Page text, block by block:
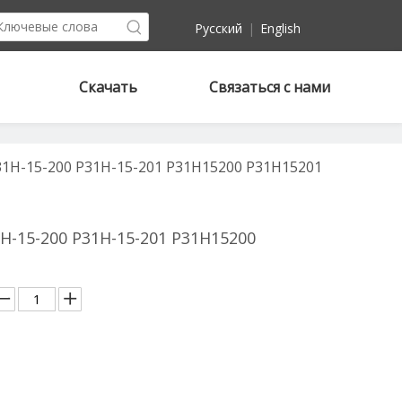
Pусский | English
Скачать Связаться с нами
15-200 P31H-15-201 P31H15200 P31H15201
15-200 P31H-15-201 P31H15200